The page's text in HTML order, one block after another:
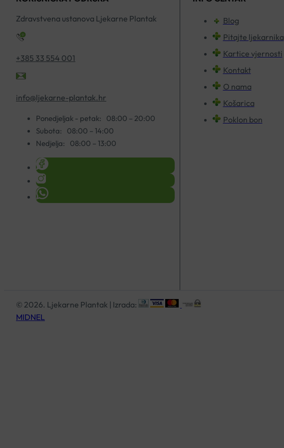
Zdravstvena ustanova Ljekarne Plantak
+385 33 554 001
info@ljekarne-plantak.hr
Ponedjeljak - petak:
08:00 – 20:00
Subota:
08:00 – 14:00
Nedjelja:
08:00 – 13:00
Blog
Pitajte ljekarnika
Kartice vjernosti
Kontakt
O nama
Košarica
Poklon bon
© 2026. Ljekarne Plantak | Izrada:
MIDNEL